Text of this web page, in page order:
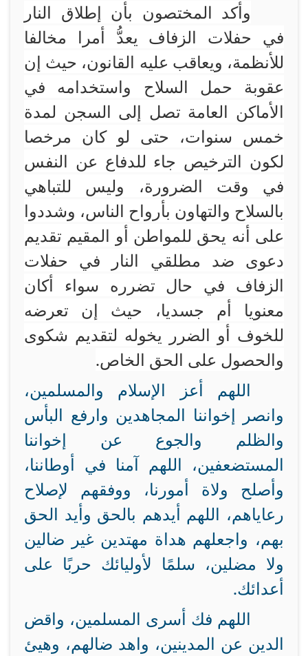
وأكد المختصون بأن إطلاق النار
في حفلات الزفاف يعدُّ أمرا مخالفا
للأنظمة، ويعاقب عليه القانون، حيث إن
عقوبة حمل السلاح واستخدامه في
الأماكن العامة تصل إلى السجن لمدة
خمس سنوات، حتى لو كان مرخصا
لكون الترخيص جاء للدفاع عن النفس
في وقت الضرورة، وليس للتباهي
بالسلاح والتهاون بأرواح الناس، وشددوا
على أنه يحق للمواطن أو المقيم تقديم
دعوى ضد مطلقي النار في حفلات
الزفاف في حال تضرره سواء أكان
معنويا أم جسديا، حيث إن تعرضه
للخوف أو الضرر يخوله لتقديم شكوى
والحصول على الحق الخاص.
اللهم أعز الإسلام والمسلمين،
وانصر إخواننا المجاهدين وارفع البأس
والظلم والجوع عن إخواننا
المستضعفين، اللهم آمنا في أوطاننا،
وأصلح ولاة أمورنا، ووفقهم لإصلاح
رعاياهم، اللهم أيدهم بالحق وأيد الحق
بهم، واجعلهم هداة مهتدين غير ضالين
ولا مضلين، سلمًا لأوليائك حربًا على
أعدائك.
اللهم فك أسرى المسلمين، واقض
الدين عن المدينين، واهد ضالهم، وهيئ